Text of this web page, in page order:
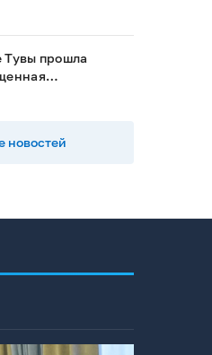
Тувы прошла
новостей